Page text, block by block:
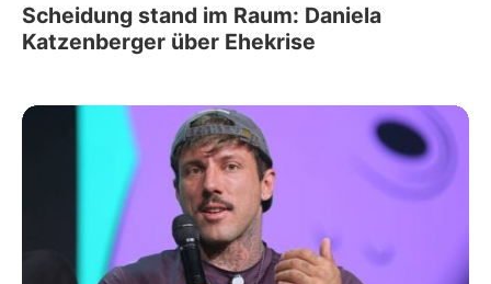
Scheidung stand im Raum: Daniela
Katzenberger über Ehekrise